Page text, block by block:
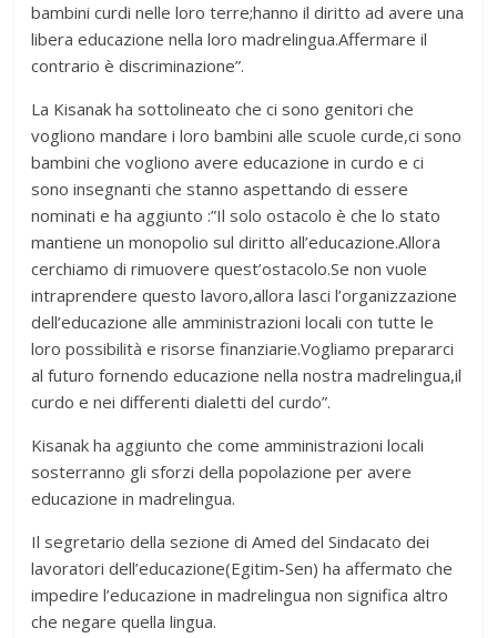
bambini curdi nelle loro terre;hanno il diritto ad avere una
libera educazione nella loro madrelingua.Affermare il
contrario è discriminazione”.
La Kisanak ha sottolineato che ci sono genitori che
vogliono mandare i loro bambini alle scuole curde,ci sono
bambini che vogliono avere educazione in curdo e ci
sono insegnanti che stanno aspettando di essere
nominati e ha aggiunto :”Il solo ostacolo è che lo stato
mantiene un monopolio sul diritto all’educazione.Allora
cerchiamo di rimuovere quest’ostacolo.Se non vuole
intraprendere questo lavoro,allora lasci l’organizzazione
dell’educazione alle amministrazioni locali con tutte le
loro possibilità e risorse finanziarie.Vogliamo prepararci
al futuro fornendo educazione nella nostra madrelingua,il
curdo e nei differenti dialetti del curdo”.
Kisanak ha aggiunto che come amministrazioni locali
sosterranno gli sforzi della popolazione per avere
educazione in madrelingua.
Il segretario della sezione di Amed del Sindacato dei
lavoratori dell’educazione(Egitim-Sen) ha affermato che
impedire l’educazione in madrelingua non significa altro
che negare quella lingua.